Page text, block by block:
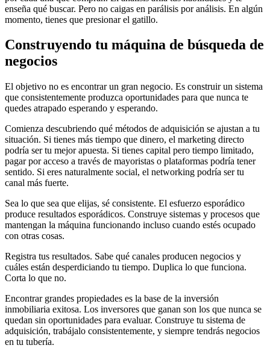
enseña qué buscar. Pero no caigas en parálisis por análisis. En algún
momento, tienes que presionar el gatillo.
Construyendo tu máquina de búsqueda de
negocios
El objetivo no es encontrar un gran negocio. Es construir un sistema
que consistentemente produzca oportunidades para que nunca te
quedes atrapado esperando y esperando.
Comienza descubriendo qué métodos de adquisición se ajustan a tu
situación. Si tienes más tiempo que dinero, el marketing directo
podría ser tu mejor apuesta. Si tienes capital pero tiempo limitado,
pagar por acceso a través de mayoristas o plataformas podría tener
sentido. Si eres naturalmente social, el networking podría ser tu
canal más fuerte.
Sea lo que sea que elijas, sé consistente. El esfuerzo esporádico
produce resultados esporádicos. Construye sistemas y procesos que
mantengan la máquina funcionando incluso cuando estés ocupado
con otras cosas.
Registra tus resultados. Sabe qué canales producen negocios y
cuáles están desperdiciando tu tiempo. Duplica lo que funciona.
Corta lo que no.
Encontrar grandes propiedades es la base de la inversión
inmobiliaria exitosa. Los inversores que ganan son los que nunca se
quedan sin oportunidades para evaluar. Construye tu sistema de
adquisición, trabájalo consistentemente, y siempre tendrás negocios
en tu tubería.